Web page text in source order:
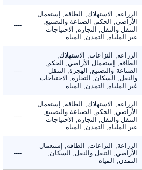
الزراعة, الاستهلاك, الطاقه, إستعمال
الأراضي, الحكم, الصناعة والتصنيع,
التنقل والنقل, التجاره, الاحتياجات
غير الملباه, التمدن, المياه
----
الزراعة, النزاعات, الاستهلاك,
الطاقه, إستعمال الأراضي, الحكم,
الصناعة والتصنيع, الهجرة, التنقل
والنقل, السكان, التجاره, الاحتياجات
غير الملباه, التمدن, المياه
----
الزراعة, الاستهلاك, الطاقه, إستعمال
الأراضي, الحكم, الصناعة والتصنيع,
التنقل والنقل, التجاره, الاحتياجات
غير الملباه, التمدن, المياه
----
الزراعة, النزاعات, الطاقه, إستعمال
الأراضي, التنقل والنقل, السكان,
التمدن, المياه
----